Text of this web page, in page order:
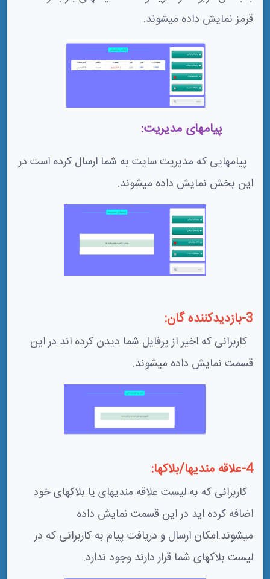
قرمز نمایش داده میشوند.
پیامهایی که مدیریت سایت به شما ارسال کرده است در
این بخش نمایش داده میشوند.
3-بازدیدکننده گان:
کاربرانی که اخیر از پرفایل شما دیدن کرده اند در این
قسمت نمایش داده میشوند.
4-علاقه مندیها/بلاکها:
کاربرانی که به لیست علاقه مندیهای یا بلاکهای خود
اضافه کرده اید در این قسمت نمایش داده
میشوند.امکان ارسال و دریافت پیام به کاربرانی که در
لیست بلاکهای شما قرار دارند وجود ندارد.